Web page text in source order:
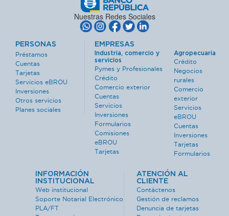
Nuestras Redes Sociales
PERSONAS
Préstamos
Cuentas
Tarjetas
Servicios eBROU
Inversiones
Otros servicios
Planes sociales
EMPRESAS
Industria, comercio y
servicios
Pymes y Profesionales
Crédito
Comercio exterior
Cuentas
Servicios
Inversiones
Formularios
Comisiones
eBROU
Tarjetas
Agropecuaria
Crédito
Negocios
rurales
Comercio
exterior
Servicios
eBROU
Cuentas
Inversiones
Tarjetas
Formularios
INFORMACIÓN
INSTITUCIONAL
Web institucional
Soporte Notarial Electrónico
PLA/FT
ATENCIÓN AL
CLIENTE
Contáctenos
Gestión de reclamos
Denuncia de tarjetas